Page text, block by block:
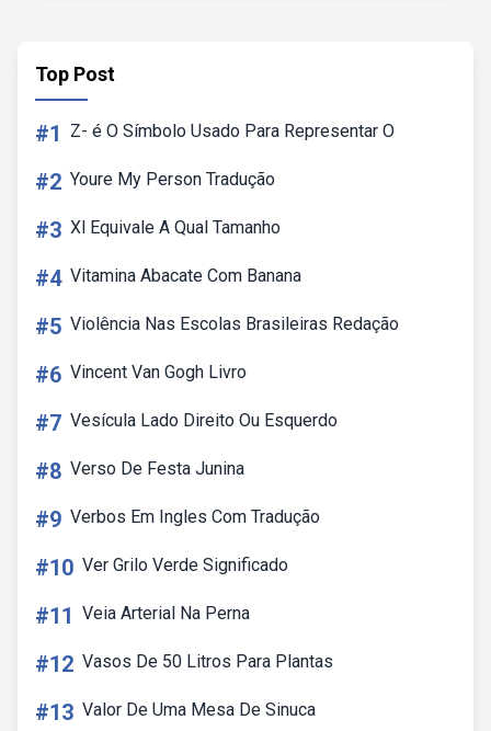
Top Post
#1 Z- é O Símbolo Usado Para Representar O
#2 Youre My Person Tradução
#3 Xl Equivale A Qual Tamanho
#4 Vitamina Abacate Com Banana
#5 Violência Nas Escolas Brasileiras Redação
#6 Vincent Van Gogh Livro
#7 Vesícula Lado Direito Ou Esquerdo
#8 Verso De Festa Junina
#9 Verbos Em Ingles Com Tradução
#10 Ver Grilo Verde Significado
#11 Veia Arterial Na Perna
#12 Vasos De 50 Litros Para Plantas
#13 Valor De Uma Mesa De Sinuca